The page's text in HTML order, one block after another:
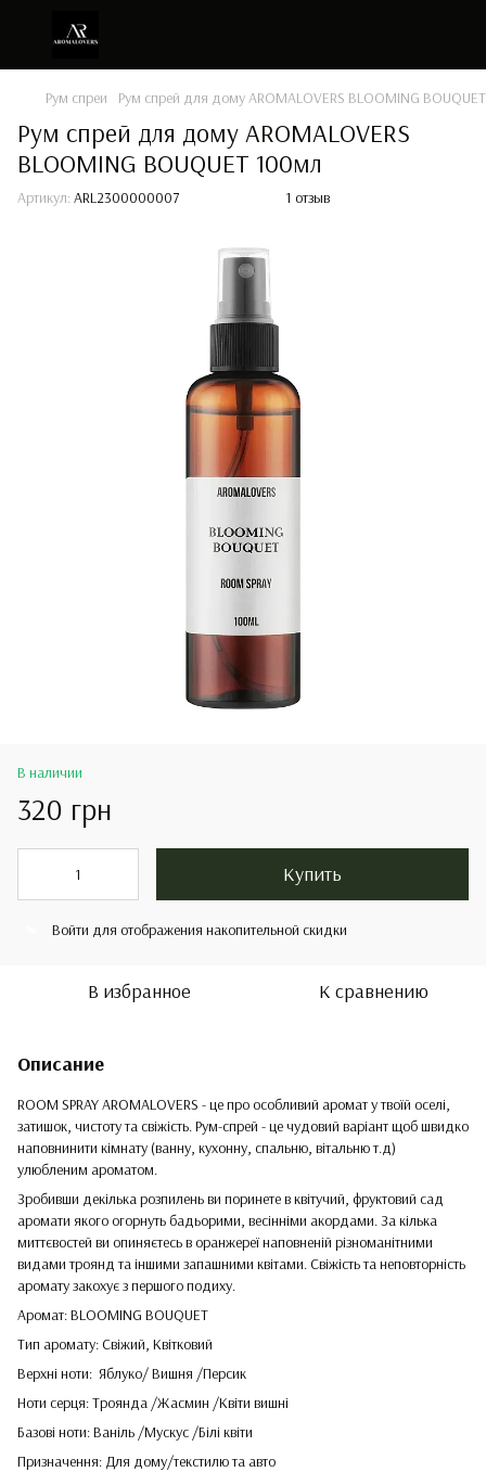
Рум спреи Рум спрей для дому AROMALOVERS BLOOMING
Рум спрей для дому AROMALOVERS
BLOOMING BOUQUET 100мл
Артикул: ARL2300000007 1 отзыв
В наличии
320 грн
Купить
Войти для отображения накопительной скидки
В избранное К сравнению
Описание
ROOM SPRAY AROMALOVERS - це про особливий аромат у твоїй оселі,
затишок, чистоту та свіжість. Рум-спрей - це чудовий варіант щоб швидко
наповнинити кімнату (ванну, кухонну, спальню, вітальню т.д)
улюбленим ароматом.
Зробивши декілька розпилень ви поринете в квітучий, фруктовий сад
аромати якого огорнуть бадьорими, весінніми акордами. За кілька
миттєвостей ви опиняєтесь в оранжереї наповненій різноманітними
видами троянд та іншими запашними квітами. Свіжість та неповторність
аромату закохує з першого подиху.
Аромат: BLOOMING BOUQUET
Тип аромату: Свіжий, Квітковий
Верхні ноти: Яблуко/ Вишня /Персик
Ноти серця: Троянда /Жасмин /Квіти вишні
Базові ноти: Ваніль /Мускус /Білі квіти
Призначення: Для дому/текстилю та авто